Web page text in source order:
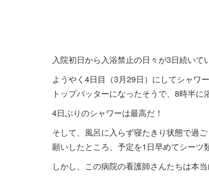
入院初日から入浴禁止の日々が3日続いて
ようやく4日目（3月29日）にしてシャワ
トップバッターになったそうで、8時半に
4日ぶりのシャワーは最高だ！
そして、風呂に入らず寝たきり状態で過
願いしたところ、予定を1日早めてシーツ
しかし、この病院の看護師さんたちは本当